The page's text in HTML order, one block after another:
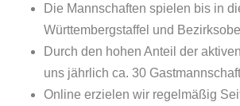
Die Mannschaften spielen bis in
Württembergstaffel und
Durch den hohen Anteil der
uns jährlich ca. 30
Online erzielen wir regelmäßig